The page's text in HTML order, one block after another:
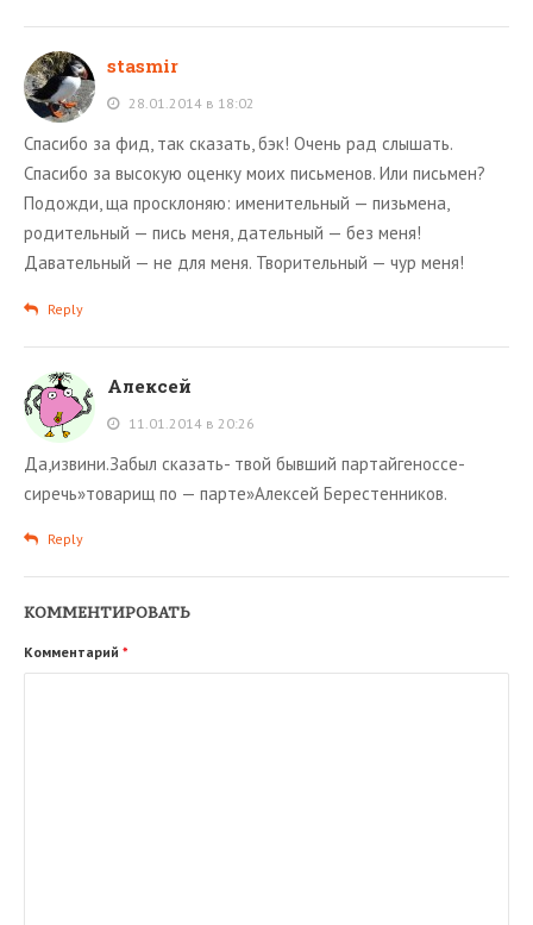
stasmir
28.01.2014 в 18:02
Спасибо за фид, так сказать, бэк! Очень рад слышать.
Спасибо за высокую оценку моих письменов. Или письмен?
Подожди, ща просклоняю: именительный — пизьмена,
родительный — пись меня, дательный — без меня!
Давательный — не для меня. Творительный — чур меня!
Reply
Алексей
11.01.2014 в 20:26
Да,извини.Забыл сказать- твой бывший партайгеноссе-
сиречь»товарищ по — парте»Алексей Берестенников.
Reply
КОММЕНТИРОВАТЬ
Комментарий *